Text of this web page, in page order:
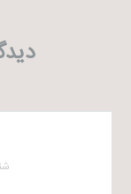
شنبه ۱۳